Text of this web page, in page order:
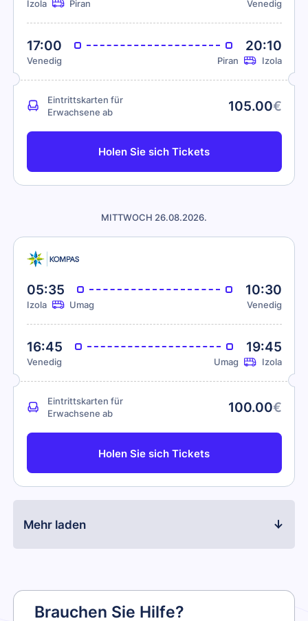
Izola Piran Venedig
17:00 20:10
Venedig Piran Izola
Eintrittskarten für
Erwachsene ab
105.00€
Holen Sie sich Tickets
MITTWOCH 26.08.2026.
05:35 10:30
Izola Umag Venedig
16:45 19:45
Venedig Umag Izola
Eintrittskarten für
Erwachsene ab
100.00€
Holen Sie sich Tickets
Mehr laden
Brauchen Sie Hilfe?